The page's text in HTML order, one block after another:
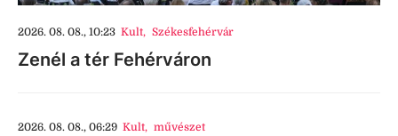
2026. 08. 08., 10:23 Kult, Székesfehérvár
Zenél a tér Fehérváron
2026. 08. 08., 06:29 Kult, művészet